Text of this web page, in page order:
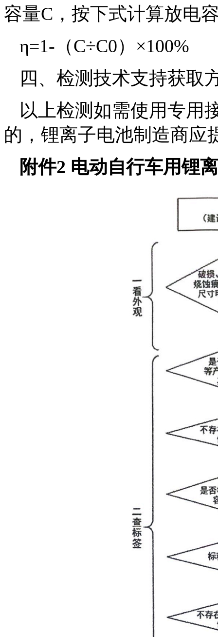
容量C，按下式计算放电
η=1-（C÷C0）×100%
四、检测技术支持获取
以上检测如需使用专用
的，锂离子电池制造商应
附件2 电动自行车用锂